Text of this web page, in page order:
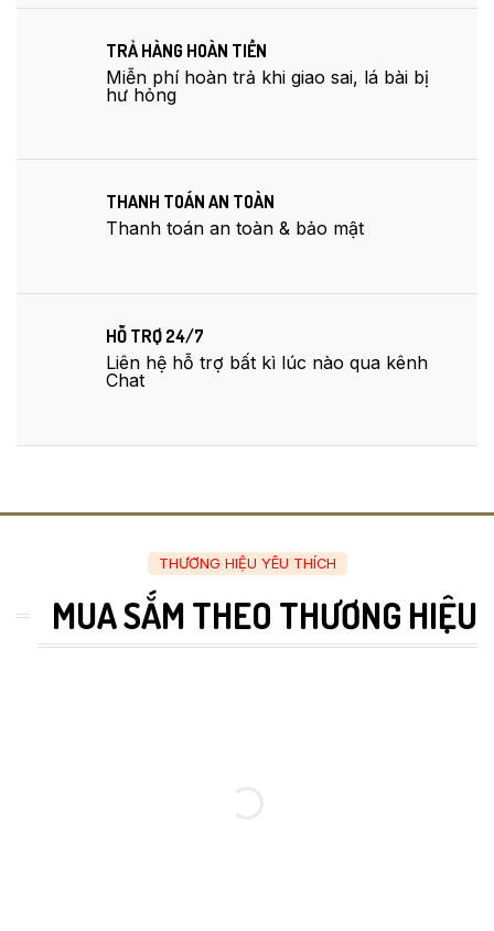
TRẢ HÀNG HOÀN TIỀN
Miễn phí hoàn trả khi giao sai, lá bài bị
hư hỏng
THANH TOÁN AN TOÀN
Thanh toán an toàn & bảo mật
HỖ TRỢ 24/7
Liên hệ hỗ trợ bất kì lúc nào qua kênh
Chat
THƯƠNG HIỆU YÊU THÍCH
MUA SẮM THEO THƯƠNG HIỆU